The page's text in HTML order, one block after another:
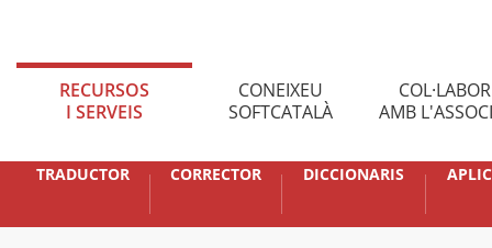
RECURSOS
I SERVEIS
CONEIXEU
SOFTCATALÀ
AMB
TRADUCTOR CORRECTOR DICCIONARIS